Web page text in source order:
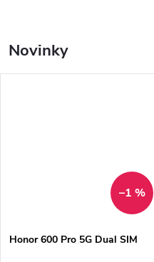
Novinky
–1 %
Honor 600 Pro 5G Dual SIM